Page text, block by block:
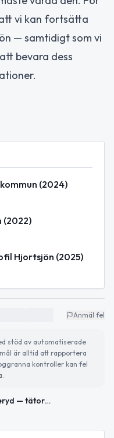
vi kan fortsätta
— samtidigt som vi
bevara dess
(2024)
(2022)
Hjortsjön (2025)
Anmäl fel
stöd av automatiserade
är alltid att rapportera
kontroller kan fel
Hjortsjön i Vaggeryd — tätortens blåa vardagsrum